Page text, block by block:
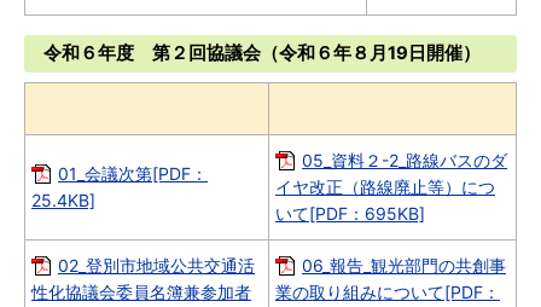
令和６年度 第２回協議会（令和６年８月19日開催）
01_会議次第[PDF：
25.4KB]
05_資料２-2_路線バスのダ
イヤ改正（路線廃止等）につ
いて[PDF：695KB]
02_登別市地域公共交通活
性化協議会委員名簿兼参加者
06_報告_観光部門の共創事
業の取り組みについて[PDF：